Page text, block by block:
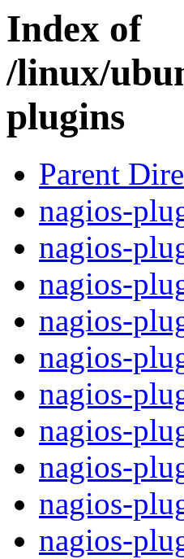
Index of
/linux/
plugins
Parent
nagios-
nagios-
nagios-
nagios-
nagios-
nagios-
nagios-
nagios-
nagios-
nagios-